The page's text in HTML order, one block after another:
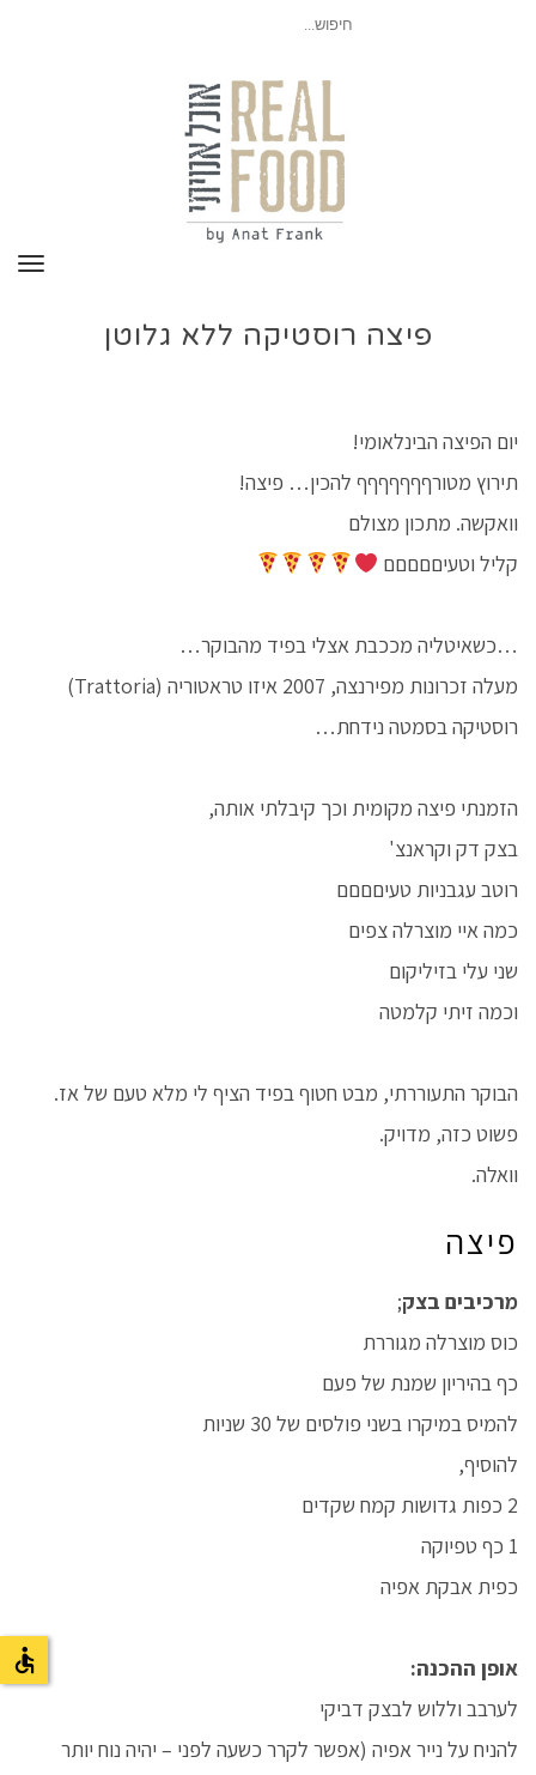
פיצה רוסטיקה ללא גלוטן
יום הפיצה הבינלאומי!
תירוץ מטורףףףףףףף להכין… פיצה!
וואקשה. מתכון מצולם
קליל וטעיםםםםם
…כשאיטליה מככבת אצלי בפיד מהבוקר…
מעלה זכרונות מפירנצה, 2007 איזו טראטוריה (Trattoria)
רוסטיקה בסמטה נידחת…
הזמנתי פיצה מקומית וכך קיבלתי אותה,
בצק דק וקראנצ'
רוטב עגבניות טעיםםםם
כמה איי מוצרלה צפים
שני עלי בזיליקום
וכמה זיתי קלמטה
הבוקר התעוררתי, מבט חטוף בפיד הציף לי מלא טעם של אז.
פשוט כזה, מדויק.
וואלה.
פיצה
מרכיבים בצק;
כוס מוצרלה מגוררת
כף בהיריון שמנת של פעם
להמיס במיקרו בשני פולסים של 30 שניות
להוסיף,
2 כפות גדושות קמח שקדים
1 כף טפיוקה
כפית אבקת אפיה
אופן ההכנה:
לערבב וללוש לבצק דביקי
להניח על נייר אפיה (אפשר לקרר כשעה לפני – יהיה נוח יותר